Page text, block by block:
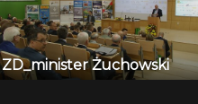
ZD_minister Żuchowski